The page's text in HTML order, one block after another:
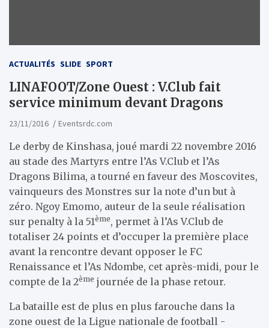
ACTUALITÉS SLIDE SPORT
LINAFOOT/Zone Ouest : V.Club fait
service minimum devant Dragons
23/11/2016 Eventsrdc.com
Le derby de Kinshasa, joué mardi 22 novembre 2016
au stade des Martyrs entre l’As V.Club et l’As
Dragons Bilima, a tourné en faveur des Moscovites,
vainqueurs des Monstres sur la note d’un but à
zéro. Ngoy Emomo, auteur de la seule réalisation
sur penalty à la 51ème, permet à l’As V.Club de
totaliser 24 points et d’occuper la première place
avant la rencontre devant opposer le FC
Renaissance et l’As Ndombe, cet après-midi, pour le
compte de la 2ème journée de la phase retour.
La bataille est de plus en plus farouche dans la
zone ouest de la Ligue nationale de football -